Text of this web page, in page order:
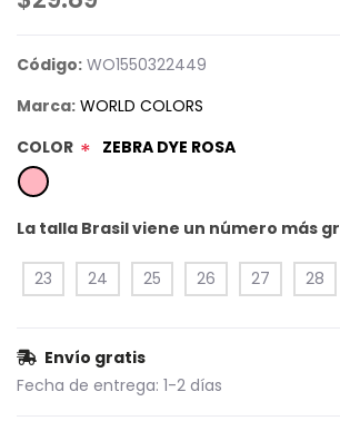
Código: WO1550322449
Marca: WORLD COLORS
COLOR * ZEBRA DYE ROSA
La talla Brasil viene un número más
23 24 25 26 27 28
Envío gratis
Fecha de entrega: 1-2 días